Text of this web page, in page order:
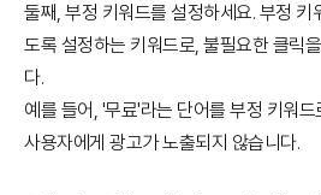
둘째,부정 키워드를 설정하세요. 부정 키
도록 설정하는 키워드로, 불필요한 클릭
다.
예를 들어, '무료'라는 단어를 부정 키워
사용자에게 광고가 노출되지 않습니다.